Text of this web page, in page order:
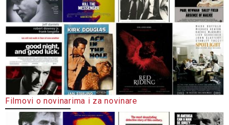
Filmovi o novinarima i za novinare